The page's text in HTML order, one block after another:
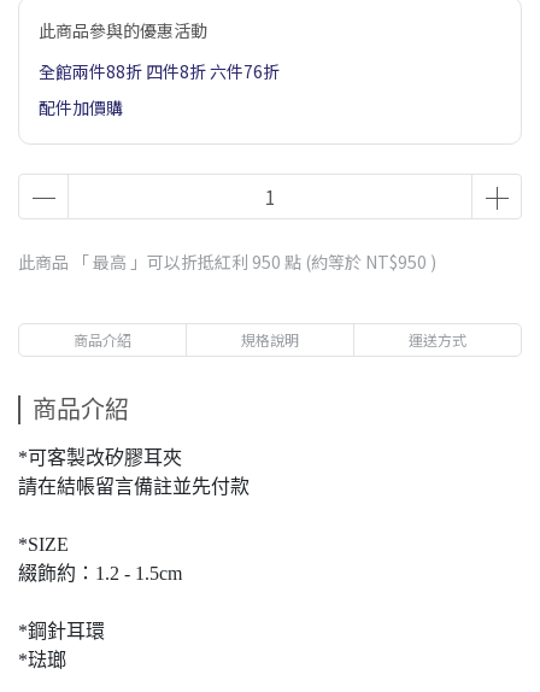
此商品參與的優惠活動
全館兩件88折 四件8折 六件76折
配件加價購
此商品 「 最高 」可以折抵紅利 950 點 (約等於 NT$950 )
商品介紹 規格說明 運送方式
商品介紹
*可客製改矽膠耳夾
請在結帳留言備註並先付款
*SIZE
綴飾約：1.2 - 1.5cm
*鋼針耳環
*琺瑯